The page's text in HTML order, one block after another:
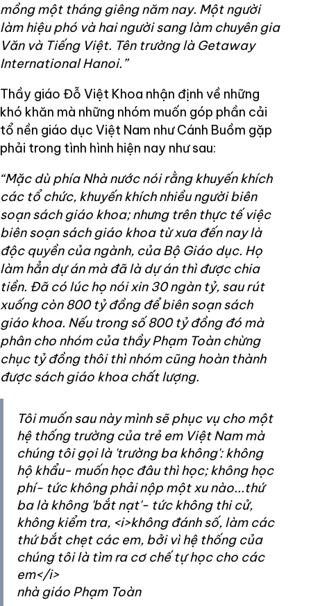
mồng một tháng giêng năm nay. Một người
làm hiệu phó và hai người sang làm chuyên gia
Văn và Tiếng Việt. Tên trường là Getaway
International Hanoi.”
Thầy giáo Đỗ Việt Khoa nhận định về những
khó khăn mà những nhóm muốn góp phần cải
tổ nền giáo dục Việt Nam như Cánh Buồm gặp
phải trong tình hình hiện nay như sau:
“Mặc dù phía Nhà nước nói rằng khuyến khích
các tổ chức, khuyến khích nhiều người biên
soạn sách giáo khoa; nhưng trên thực tế việc
biên soạn sách giáo khoa từ xưa đến nay là
độc quyền của ngành, của Bộ Giáo dục. Họ
làm hẳn dự án mà đã là dự án thì được chia
tiền. Đã có lúc họ nói xin 30 ngàn tỷ, sau rút
xuống còn 800 tỷ đồng để biên soạn sách
giáo khoa. Nếu trong số 800 tỷ đồng đó mà
phân cho nhóm của thầy Phạm Toàn chừng
chục tỷ đồng thôi thì nhóm cũng hoàn thành
được sách giáo khoa chất lượng.
Tôi muốn sau này mình sẽ phục vụ cho một
hệ thống trường của trẻ em Việt Nam mà
chúng tôi gọi là 'trường ba không': không
hộ khẩu- muốn học đâu thì học; không học
phí- tức không phải nộp một xu nào...thứ
ba là không 'bắt nạt'- tức không thi cử,
không kiểm tra, <i>không đánh số, làm các
thứ bắt chẹt các em, bởi vì hệ thống của
chúng tôi là tìm ra cơ chế tự học cho các
em</i>
nhà giáo Phạm Toàn